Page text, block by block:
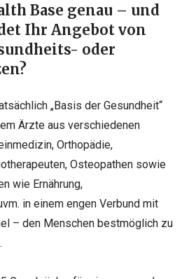
Base genau – und
Ihr Angebot von
oder
„Basis der Gesundheit“
Ärzte aus verschiedenen
Orthopädie,
Osteopathen sowie
wie Ernährung,
in einem engen Verbund mit
– den Menschen bestmöglich zu